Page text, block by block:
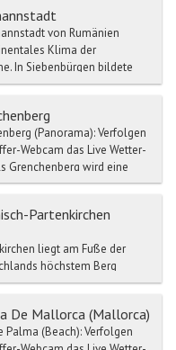
von Rumänien
Klima der
In Siebenbürgen bildete
das Ober...
(Panorama): Verfolgen
Webcam das Live Wetter-
Grenchenberg wird eine
Partenkirchen
liegt am Fuße der
höchstem Berg
der bedeutendsten
De Mallorca (Mallorca)
Palma (Beach): Verfolgen